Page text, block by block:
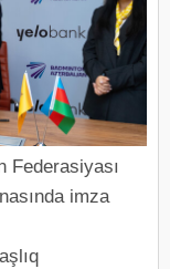
Federasiyası
imza